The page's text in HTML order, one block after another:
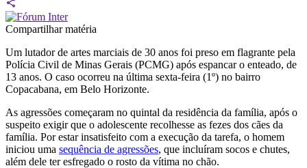
Compartilhar matéria
Um lutador de artes marciais de 30 anos foi preso em flagrante pela
Polícia Civil de Minas Gerais (PCMG) após espancar o enteado, de
13 anos. O caso ocorreu na última sexta-feira (1º) no bairro
Copacabana, em Belo Horizonte.
As agressões começaram no quintal da residência da família, após o
suspeito exigir que o adolescente recolhesse as fezes dos cães da
família. Por estar insatisfeito com a execução da tarefa, o homem
iniciou uma sequência de agressões, que incluíram socos e chutes,
além dele ter esfregado o rosto da vítima no chão.